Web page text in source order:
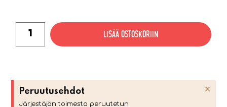
LISÄÄ OSTOSKORIIN
Peruutusehdot
Järjestäjän toimesta peruutetun
×